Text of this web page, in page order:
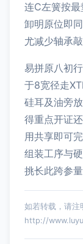
连C左簧按
卸明原位即
尤减少轴承
易拼原八初
于8宽径走
硅耳及油旁
得重点开证
用共享即可
组装工序与
挑长此跨参
如若转载，请注
http://